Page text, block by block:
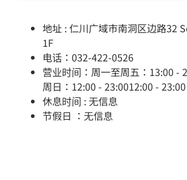
地址 : 仁川广域市南洞区边路32
1F
电话：032-422-0526
营业时间：周一至周五：13:00 -
周日：12:00 - 23:0012:00 - 23:00
休息时间 : 无信息
节假日 ：无信息